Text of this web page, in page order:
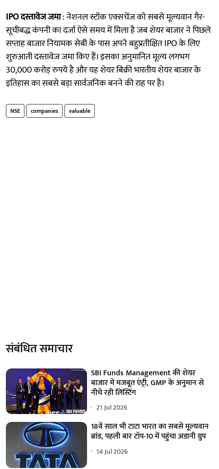
IPO दस्तावेज जमा: नेशनल स्टॉक एक्सचेंज को सबसे मूल्यवान गैर-
सूचीबद्ध कंपनी का दर्जा ऐसे समय में मिला है जब शेयर बाजार ने पिछले
सप्ताह बाजार नियामक सेबी के पास अपने बहुप्रतीक्षित IPO के लिए
शुरुआती दस्तावेज जमा किए हैं। इसका अनुमानित मूल्य लगभग
30,000 करोड़ रुपये है और यह शेयर बिक्री भारतीय शेयर बाजार के
इतिहास का सबसे बड़ा सार्वजनिक बनने की राह पर है।
NSE companies valuable
संबंधित समाचार
SBI Funds Management की शेयर
बाजार में मजबूत एंट्री, GMP के अनुमान से
नीचे रही लिस्टिंग
21 Jul 2026
18वें साल भी टाटा भारत का सबसे मूल्यवान
ब्रांड, पहली बार टॉप-10 में पहुंचा अडानी ग्रुप
14 Jul 2026